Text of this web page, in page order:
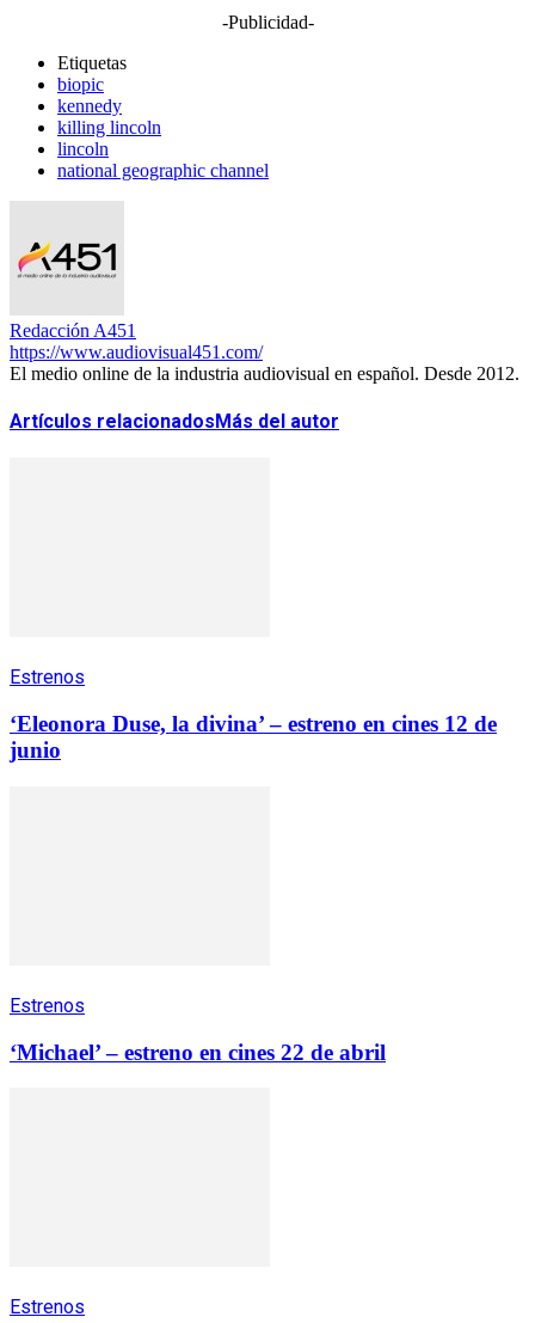
-Publicidad-
Etiquetas
biopic
kennedy
killing lincoln
lincoln
national geographic channel
Redacción A451
https://www.audiovisual451.com/
El medio online de la industria audiovisual en español. Desde 2012.
Artículos relacionadosMás del autor
Estrenos
‘Eleonora Duse, la divina’ – estreno en cines 12 de
junio
Estrenos
‘Michael’ – estreno en cines 22 de abril
Estrenos